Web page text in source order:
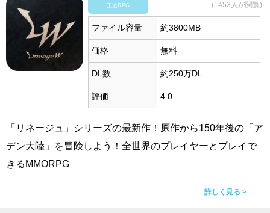
王道RPG (1453人が閲覧)
ファイル容量 約3800MB
価格 無料
DL数 約250万DL
評価 4.0
「リネージュ」シリーズの最新作！原作から150年後の「ア
デン大陸」を冒険しよう！全世界のプレイヤーとプレイで
きるMMORPG
詳しく見る >